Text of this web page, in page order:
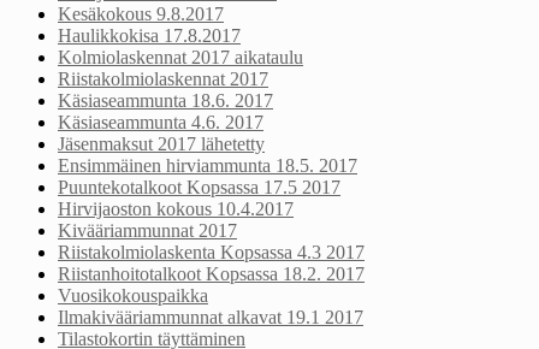
Kesäkokous 9.8.2017
Haulikkokisa 17.8.2017
Kolmiolaskennat 2017 aikataulu
Riistakolmiolaskennat 2017
Käsiaseammunta 18.6. 2017
Käsiaseammunta 4.6. 2017
Jäsenmaksut 2017 lähetetty
Ensimmäinen hirviammunta 18.5. 2017
Puuntekotalkoot Kopsassa 17.5 2017
Hirvijaoston kokous 10.4.2017
Kivääriammunnat 2017
Riistakolmiolaskenta Kopsassa 4.3 2017
Riistanhoitotalkoot Kopsassa 18.2. 2017
Vuosikokouspaikka
Ilmakivääriammunnat alkavat 19.1 2017
Tilastokortin täyttäminen